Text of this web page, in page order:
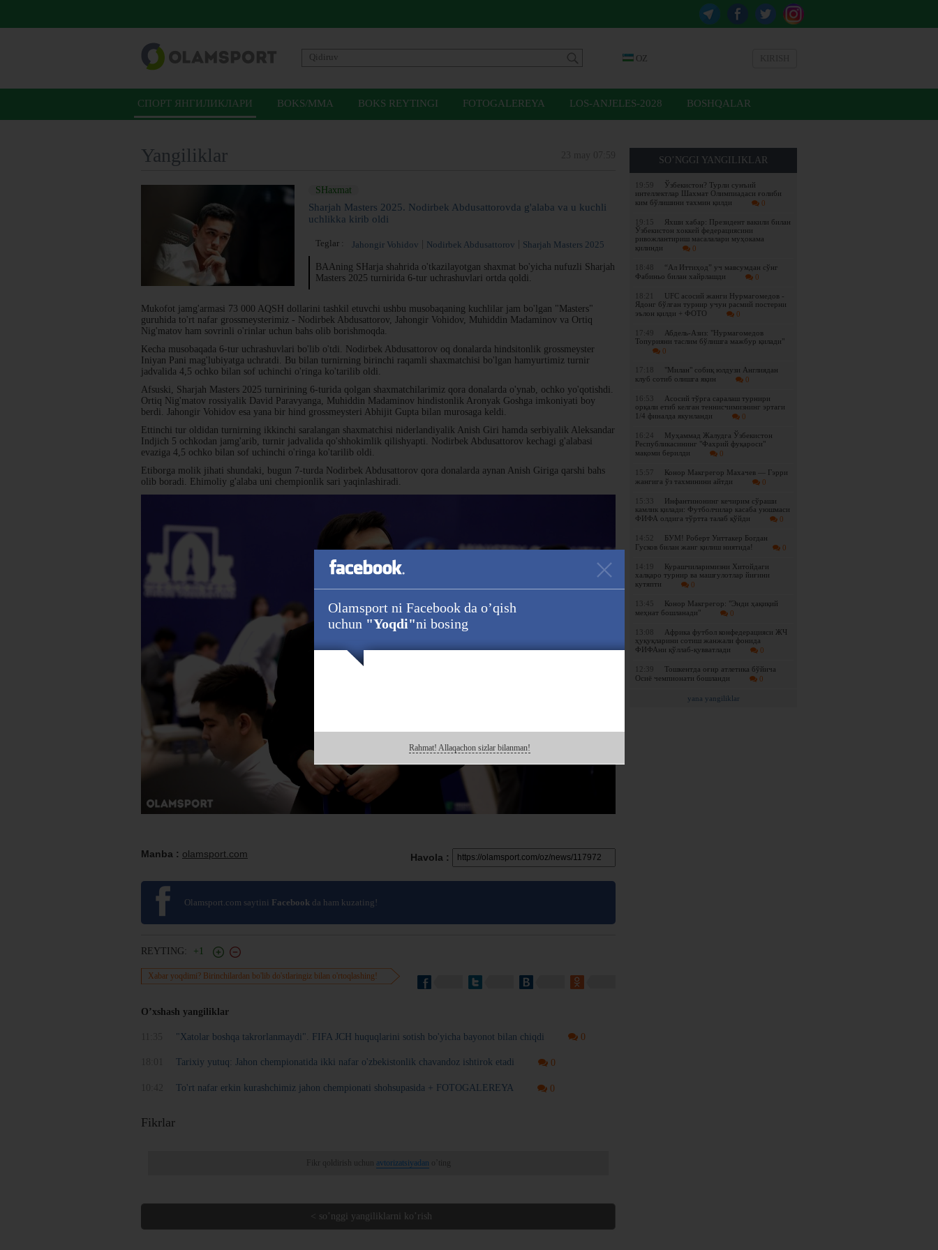
OZ
СПОРТ ЯНГИЛИКЛАРИ BOKS/MMA BOKS REYTINGI FOTOGALEREYA LOS-ANJELES-2028 BOSHQALAR
SO’NGGI YANGILIKLAR
19:59
Ўзбекистон? Турли сунъий
интеллектлар Шахмат Олимпиадаси ғолиби
ким бўлишини тахмин қилди
0
19:15
Яхши хабар: Президент вакили билан
Ўзбекистон хоккей федерациясини
ривожлантириш масалалари муҳокама
қилинди
0
18:48
“Ал Иттиҳод” уч мавсумдан сўнг
Фабиньо билан хайрлашди
0
18:21
UFC асосий жанги Нурмагомедов -
Ядонг бўлган турнир учун расмий постерни
эълон қилди + ФОТО
0
17:49
Абдель-Азиз: "Нурмагомедов
Топурияни таслим бўлишга мажбур қилади"
0
17:18
"Милан" собиқ юлдузи Англиядан
клуб сотиб олишга яқин
0
16:53
Асосий тўрга саралаш турнири
орқали етиб келган теннисчимизнинг эртаги
1/4 финалда якунланди
0
16:24
Муҳаммад Жалудга Ўзбекистон
Республикасининг "Фахрий фуқароси"
мақоми берилди
0
15:57
Конор Макгрегор Махачев — Гэрри
жангига ўз тахминини айтди
0
15:33
Инфантинонинг кечирим сўраши
камлик қилади: Футболчилар касаба уюшмаси
ФИФА олдига тўртта талаб қўйди
0
14:52
БУМ! Роберт Уиттакер Богдан
Гусков билан жанг қилиш ниятида!
0
14:19
Курашчиларимизни Хитойдаги
халқаро турнир ва машғулотлар йиғини
кутяпти
0
13:45
Конор Макгрегор: "Энди ҳақиқий
меҳнат бошланади"
0
13:08
Африка футбол конфедерацияси ЖЧ
ҳуқуқларини сотиш жанжали фонида
ФИФАни қўллаб-қувватлади
0
12:39
Тошкентда оғир атлетика бўйича
Осиё чемпионати бошланди
0
yana yangiliklar
Yangiliklar
SHaxmat
Sharjah Masters 2025. Nodirbek Abdusattorovda g'alaba va u kuchli
uchlikka kirib oldi
Teglar : Jahongir Vohidov Nodirbek Abdusattorov Sharjah Masters 2025
BAAning SHarja shahrida o'tkazilayotgan shaxmat bo'yicha nufuzli Sharjah
Masters 2025 turnirida 6-tur uchrashuvlari ortda qoldi.
Mukofot jamg'armasi 73 000 AQSH dollarini tashkil etuvchi ushbu musobaqaning kuchlilar jam bo'lgan "Masters"
guruhida to'rt nafar grossmeysterimiz - Nodirbek Abdusattorov, Jahongir Vohidov, Muhiddin Madaminov va Ortiq
Nig'matov ham sovrinli o'rinlar uchun bahs olib borishmoqda.
Kecha musobaqada 6-tur uchrashuvlari bo'lib o'tdi. Nodirbek Abdusattorov oq donalarda hindsitonlik grossmeyster
Iniyan Pani mag'lubiyatga uchratdi. Bu bilan turnirning birinchi raqamli shaxmatchisi bo'lgan hamyurtimiz turnir
jadvalida 4,5 ochko bilan sof uchinchi o'ringa ko'tarilib oldi.
Afsuski, Sharjah Masters 2025 turnirining 6-turida qolgan shaxmatchilarimiz qora donalarda o'ynab, ochko yo'qotishdi.
Ortiq Nig'matov rossiyalik David Paravyanga, Muhiddin Madaminov hindistonlik Aronyak Goshga imkoniyati boy
berdi. Jahongir Vohidov esa yana bir hind grossmeysteri Abhijit Gupta bilan murosaga keldi.
Ettinchi tur oldidan turnirning ikkinchi saralangan shaxmatchisi niderlandiyalik Anish Giri hamda serbiyalik Aleksandar
Indjich 5 ochkodan jamg'arib, turnir jadvalida qo'shhokimlik qilishyapti. Nodirbek Abdusattorov kechagi g'alabasi
evaziga 4,5 ochko bilan sof uchinchi o'ringa ko'tarilib oldi.
Etiborga molik jihati shundaki, bugun 7-turda Nodirbek Abdusattorov qora donalarda aynan Anish Giriga qarshi bahs
olib boradi. Ehimoliy g'alaba uni chempionlik sari yaqinlashiradi.
Havola :
Manba : olamsport.com
Olamsport.com saytini Facebook da ham kuzating!
REYTING: +1
Xabar yoqdimi? Birinchilardan bo'lib do'stlaringiz bilan o'rtoqlashing!
O’xshash yangiliklar
"Xatolar boshqa takrorlanmaydi". FIFA JCH huquqlarini sotish bo'yicha bayonot bilan chiqdi 0
Tarixiy yutuq: Jahon chempionatida ikki nafar o'zbekistonlik chavandoz ishtirok etadi 0
To'rt nafar erkin kurashchimiz jahon chempionati shohsupasida + FOTOGALEREYA 0
Fikrlar
Fikr qoldirish uchun avtorizatsiyadan o’ting
< so’nggi yangiliklarni ko’rish
Olamsport ni Facebook da o’qish
uchun "Yoqdi"ni bosing
Rahmat! Allaqachon sizlar bilanman!